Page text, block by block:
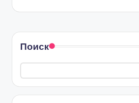
Поиск